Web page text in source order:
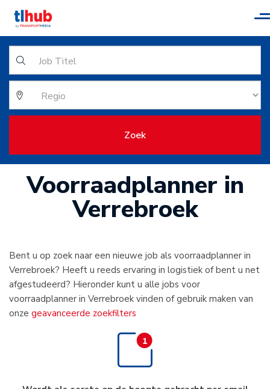
Zoek
Voorraadplanner in
Verrebroek
Bent u op zoek naar een nieuwe job als voorraadplanner in
Verrebroek? Heeft u reeds ervaring in logistiek of bent u net
afgestudeerd? Hieronder kunt u alle jobs voor
voorraadplanner in Verrebroek vinden of gebruik maken van
onze geavanceerde zoekfilters